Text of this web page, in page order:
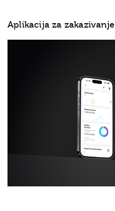
Aplikacija za zakazivanje